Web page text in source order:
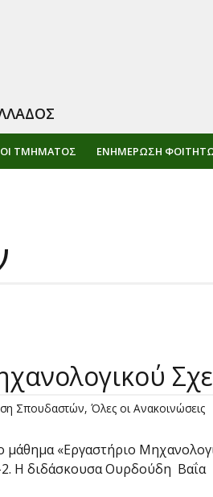
ΤΜΗΜΑΤΟΣ ΕΝΗΜΈΡΩΣΗ
Σπουδαστών, Όλες οι Ανακοινώσεις
«Εργαστήριο
2. Η διδάσκουσα Ουρδούδη Βαΐα